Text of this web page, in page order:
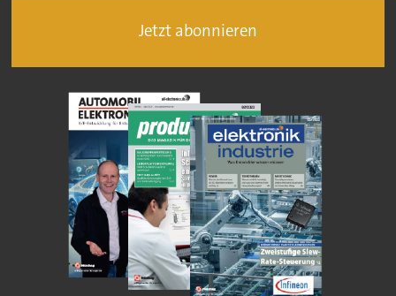
Jetzt abonnieren